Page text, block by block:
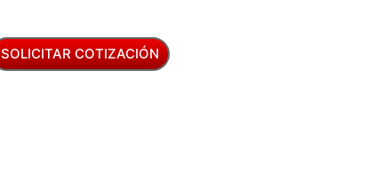
SOLICITAR COTIZACIÓN